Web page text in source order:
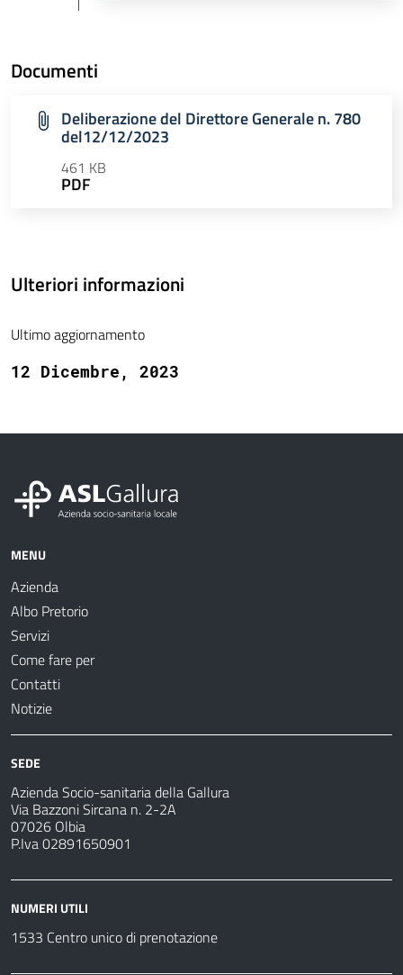
Documenti
Deliberazione del Direttore Generale n. 780
del12/12/2023
461 KB
PDF
Ulteriori informazioni
Ultimo aggiornamento
12 Dicembre, 2023
MENU
Azienda
Albo Pretorio
Servizi
Come fare per
Contatti
Notizie
SEDE
Azienda Socio-sanitaria della Gallura
Via Bazzoni Sircana n. 2-2A
07026 Olbia
P.Iva 02891650901
NUMERI UTILI
1533 Centro unico di prenotazione